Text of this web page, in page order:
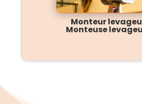
Monteur
Monteuse